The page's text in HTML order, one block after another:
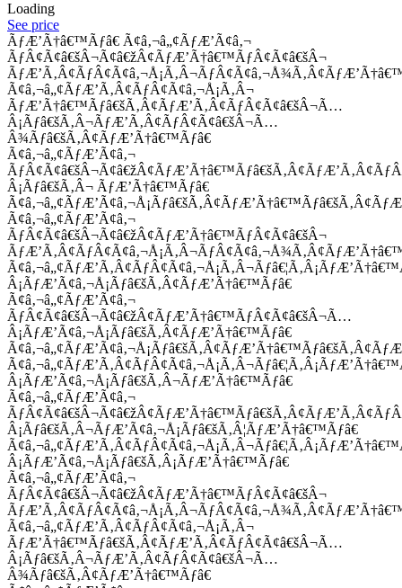
Loading
See price
ÃƒÆ’Ã†â€™Ãƒâ€ Ã¢â‚¬â„¢ÃƒÆ’Ã¢â‚¬
ÃƒÂ¢Ã¢â€šÂ¬Ã¢â€žÂ¢ÃƒÆ’Ã†â€™ÃƒÂ¢Ã¢â€šÂ¬
Ã¢â‚¬â„¢ÃƒÆ’Ã‚Â¢ÃƒÂ¢Ã¢â‚¬Å¡Ã‚Â¬
ÃƒÆ’Ã†â€™Ãƒâ€šÃ‚Â¢ÃƒÆ’Ã‚Â¢ÃƒÂ¢Ã¢â€šÂ¬Ã…
Â¡Ãƒâ€šÃ‚Â¬ÃƒÆ’Ã‚Â¢ÃƒÂ¢Ã¢â€šÂ¬Ã…
Â¾Ãƒâ€šÃ‚Â¢ÃƒÆ’Ã†â€™Ãƒâ€
Ã¢â‚¬â„¢ÃƒÆ’Ã¢â‚¬
Â¡Ãƒâ€šÃ‚Â¬ ÃƒÆ’Ã†â€™Ãƒâ€
Ã¢â‚¬â„¢ÃƒÆ’Ã¢â‚¬
ÃƒÂ¢Ã¢â€šÂ¬Ã¢â€žÂ¢ÃƒÆ’Ã†â€™ÃƒÂ¢Ã¢â€šÂ¬
Â¡ÃƒÆ’Ã¢â‚¬Å¡Ãƒâ€šÃ‚Â¢ÃƒÆ’Ã†â€™Ãƒâ€
Ã¢â‚¬â„¢ÃƒÆ’Ã¢â‚¬
ÃƒÂ¢Ã¢â€šÂ¬Ã¢â€žÂ¢ÃƒÆ’Ã†â€™ÃƒÂ¢Ã¢â€šÂ¬Ã…
Â¡ÃƒÆ’Ã¢â‚¬Å¡Ãƒâ€šÃ‚Â¢ÃƒÆ’Ã†â€™Ãƒâ€
Â¡ÃƒÆ’Ã¢â‚¬Å¡Ãƒâ€šÃ‚Â¬ÃƒÆ’Ã†â€™Ãƒâ€
Ã¢â‚¬â„¢ÃƒÆ’Ã¢â‚¬
Â¡Ãƒâ€šÃ‚Â¬ÃƒÆ’Ã¢â‚¬Å¡Ãƒâ€šÃ‚Â¦ÃƒÆ’Ã†â€™Ãƒâ€
Â¡ÃƒÆ’Ã¢â‚¬Å¡Ãƒâ€šÃ‚Â¡ÃƒÆ’Ã†â€™Ãƒâ€
Ã¢â‚¬â„¢ÃƒÆ’Ã¢â‚¬
ÃƒÂ¢Ã¢â€šÂ¬Ã¢â€žÂ¢ÃƒÆ’Ã†â€™ÃƒÂ¢Ã¢â€šÂ¬
Ã¢â‚¬â„¢ÃƒÆ’Ã‚Â¢ÃƒÂ¢Ã¢â‚¬Å¡Ã‚Â¬
ÃƒÆ’Ã†â€™Ãƒâ€šÃ‚Â¢ÃƒÆ’Ã‚Â¢ÃƒÂ¢Ã¢â€šÂ¬Ã…
Â¡Ãƒâ€šÃ‚Â¬ÃƒÆ’Ã‚Â¢ÃƒÂ¢Ã¢â€šÂ¬Ã…
Â¾Ãƒâ€šÃ‚Â¢ÃƒÆ’Ã†â€™Ãƒâ€